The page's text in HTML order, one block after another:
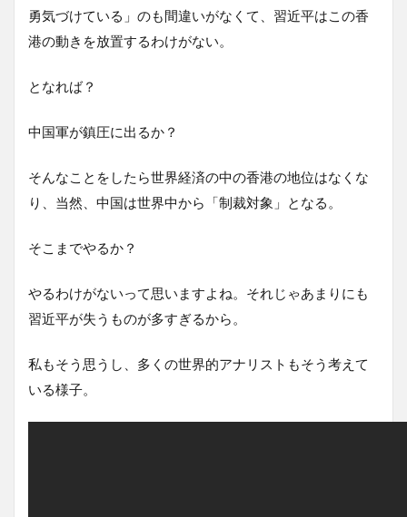
勇気づけている」のも間違いがなくて、習近平はこの香
港の動きを放置するわけがない。
となれば？
中国軍が鎮圧に出るか？
そんなことをしたら世界経済の中の香港の地位はなくな
り、当然、中国は世界中から「制裁対象」となる。
そこまでやるか？
やるわけがないって思いますよね。それじゃあまりにも
習近平が失うものが多すぎるから。
私もそう思うし、多くの世界的アナリストもそう考えて
いる様子。